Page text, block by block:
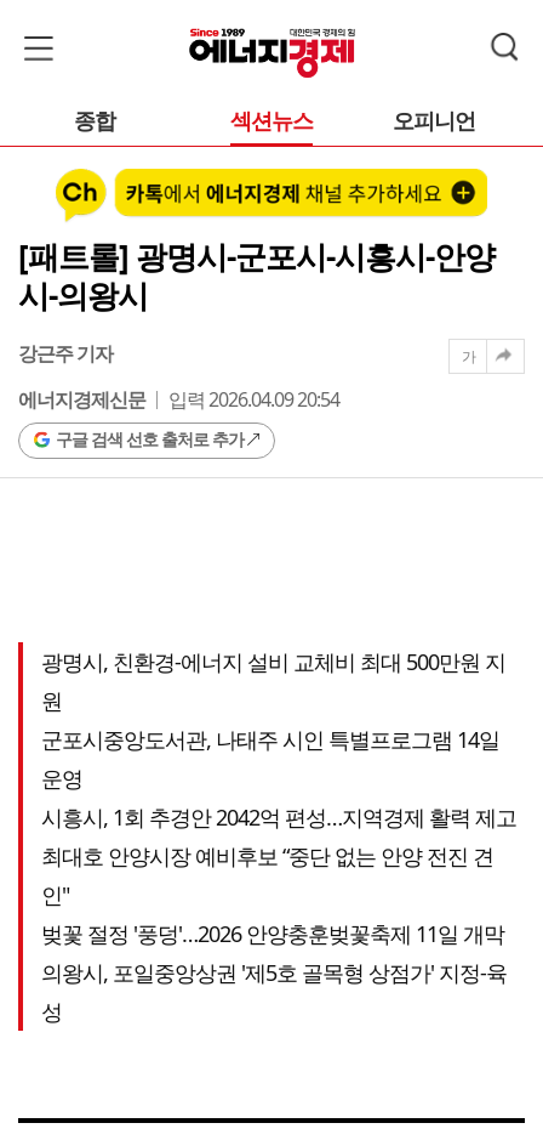
종합 섹션뉴스 오피니언
[패트롤] 광명시-군포시-시흥시-안양
시-의왕시
강근주 기자
에너지경제신문
입력 2026.04.09 20:54
구글 검색 선호 출처로 추가
가
광명시, 친환경-에너지 설비 교체비 최대 500만원 지
원
군포시중앙도서관, 나태주 시인 특별프로그램 14일
운영
시흥시, 1회 추경안 2042억 편성…지역경제 활력 제고
최대호 안양시장 예비후보 “중단 없는 안양 전진 견
인"
벚꽃 절정 '풍덩'…2026 안양충훈벚꽃축제 11일 개막
의왕시, 포일중앙상권 '제5호 골목형 상점가' 지정-육
성